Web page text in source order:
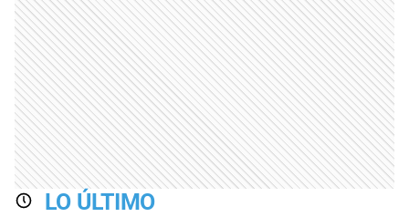
LO ÚLTIMO